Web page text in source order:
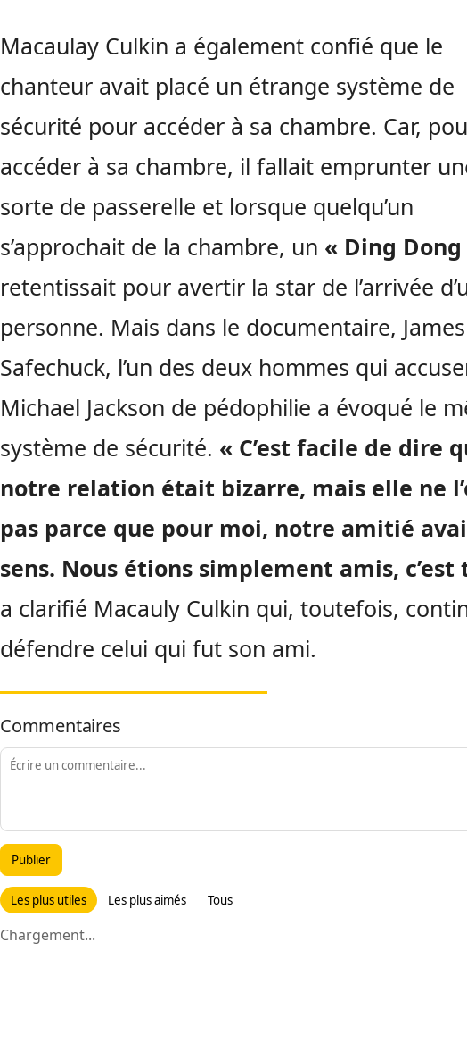
Macaulay Culkin a également confié que le
chanteur avait placé un étrange système de
sécurité pour accéder à sa chambre. Car,
accéder à sa chambre, il fallait emprunter
sorte de passerelle et lorsque quelqu’un
s’approchait de la chambre, un « Ding Dong
retentissait pour avertir la star de l’arrivée
personne. Mais dans le documentaire, James
Safechuck, l’un des deux hommes qui
Michael Jackson de pédophilie a évoqué le
système de sécurité. « C’est facile de dire
notre relation était bizarre, mais elle ne
pas parce que pour moi, notre amitié
sens. Nous étions simplement amis, c’est
a clarifié Macauly Culkin qui, toutefois,
défendre celui qui fut son ami.
Commentaires
Publier
Les plus utiles Les plus aimés Tous
Chargement...